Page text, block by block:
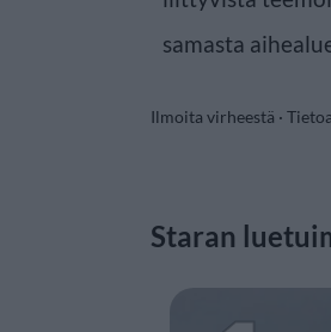
samasta
Ilmoita virheestä ·
Staran